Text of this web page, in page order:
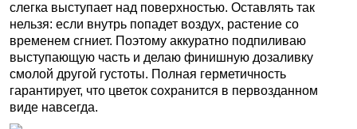
слегка выступает над поверхностью. Оставлять так
нельзя: если внутрь попадет воздух, растение со
временем сгниет. Поэтому аккуратно подпиливаю
выступающую часть и делаю финишную дозаливку
смолой другой густоты. Полная герметичность
гарантирует, что цветок сохранится в первозданном
виде навсегда.